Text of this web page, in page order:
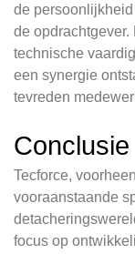
de
de
technische
een synergie
tevreden
Conclusie
Tecforce,
vooraanstaande
focus op